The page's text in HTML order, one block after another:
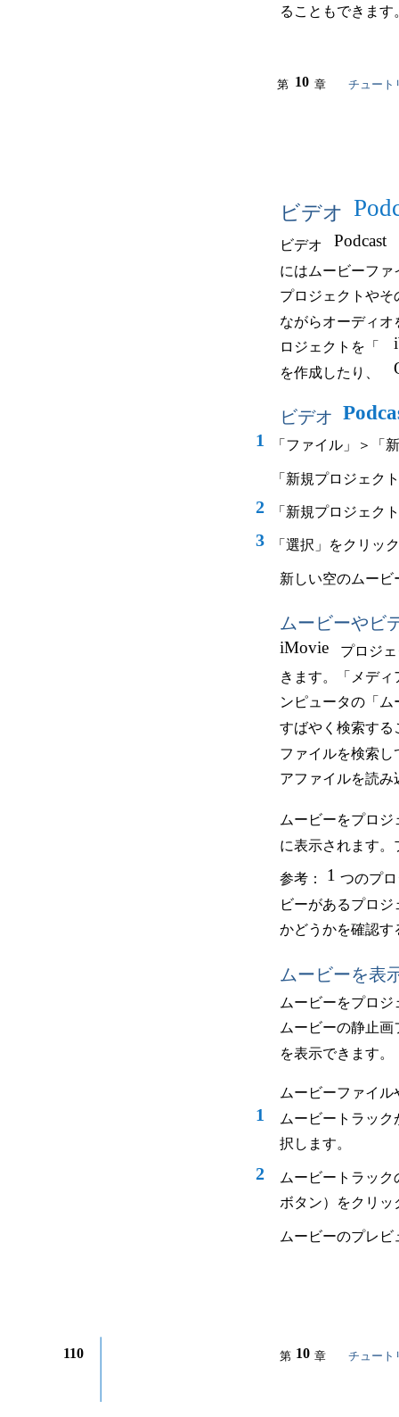
第 10 章 チュート
ることもできます
110 第 10 章 チュート
ビデオ
ビデオ Podcast
にはムービーフ
プロジェクトやそ
ながらオーディ
ロジェクトを「
を作成したり、
ビデオ
1 「ファイル」＞「
「新規プロジェク
2 「新規プロジェク
3 「選択」をクリッ
新しい空のムー
ムービーやビ
iMovie
プロジ
きます。
「メデ
ンピュータの「
すばやく検索する
ファイルを検索
アファイルを読
ムービーをプロ
に表示されます
参考： 1 つのプ
ビーがあるプロ
かどうかを確認す
ムービーを表
ムービーをプロ
ムービーの静止
を表示できます。
ムービーファイ
1
ムービートラッ
択します。
2
ムービートラッ
ボタン）をクリッ
ムービーのプレ